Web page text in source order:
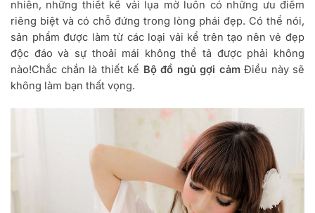
nhiên, những thiết kế vải lụa mờ luôn có những ưu điểm
riêng biệt và có chỗ đứng trong lòng phái đẹp. Có thể nói,
sản phẩm được làm từ các loại vải kể trên tạo nên vẻ đẹp
độc đáo và sự thoải mái không thể tả được phải không
nào!Chắc chắn là thiết kế Bộ đồ ngủ gợi cảm Điều này sẽ
không làm bạn thất vọng.